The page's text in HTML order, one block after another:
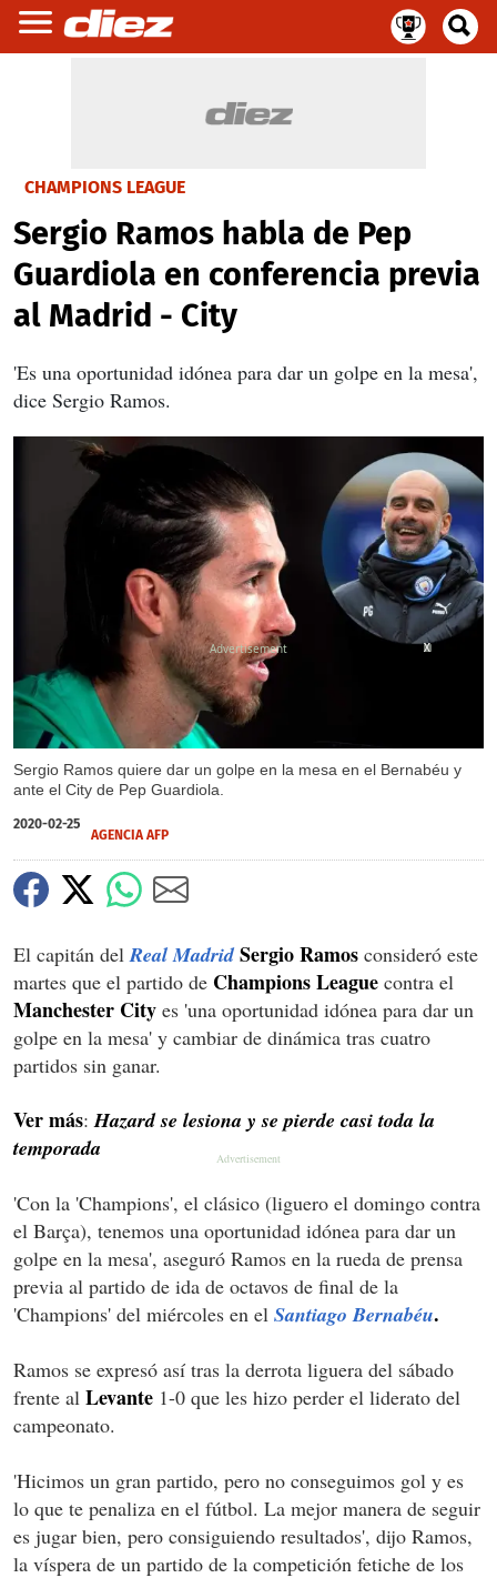
CHAMPIONS LEAGUE
Sergio Ramos habla de Pep
Guardiola en conferencia previa
al Madrid - City
'Es una oportunidad idónea para dar un golpe en la mesa',
dice Sergio Ramos.
Sergio Ramos quiere dar un golpe en la mesa en el Bernabéu y
ante el City de Pep Guardiola.
X
X
2020-02-25
AGENCIA AFP
El capitán delReal MadridSergio Ramos consideró este
martes que el partido de Champions League contra el
Manchester City es 'una oportunidad idónea para dar un
golpe en la mesa' y cambiar de dinámica tras cuatro
partidos sin ganar.
Ver más:Hazard se lesiona y se pierde casi toda la
temporada
'Con la 'Champions', el clásico (liguero el domingo contra
el Barça), tenemos una oportunidad idónea para dar un
golpe en la mesa', aseguró Ramos en la rueda de prensa
previa al partido de ida de octavos de final de la
'Champions' del miércoles en el Santiago Bernabéu.
Ramos se expresó así tras la derrota liguera del sábado
frente al Levante 1-0 que les hizo perder el liderato del
campeonato.
'Hicimos un gran partido, pero no conseguimos gol y es
lo que te penaliza en el fútbol. La mejor manera de seguir
es jugar bien, pero consiguiendo resultados', dijo Ramos,
la víspera de un partido de la competición fetiche de los